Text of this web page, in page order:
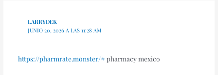
LARRYDEK
JUNIO 20, 2026 A LAS 11:28 AM
https://pharmrate.monster/# pharmacy mexico